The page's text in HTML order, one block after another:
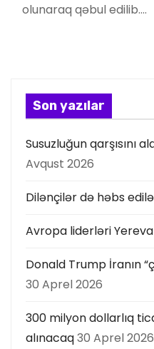
olunaraq qəbul edilib.…
Son yazılar
Susuzluğun qarşısını
Avqust 2026
Dilənçilər də həbs
Avropa liderləri
Donald Trump İranın
30 Aprel 2026
300 milyon dollarlıq
alınacaq30 Aprel 2026